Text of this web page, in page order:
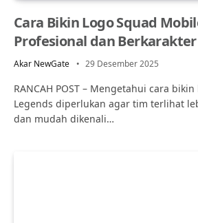
Cara Bikin Logo Squad
Profesional dan Berkarakter
Akar NewGate 29 Desember 2025
RANCAH POST – Mengetahui cara
Legends diperlukan agar tim terlihat
dan mudah dikenali…